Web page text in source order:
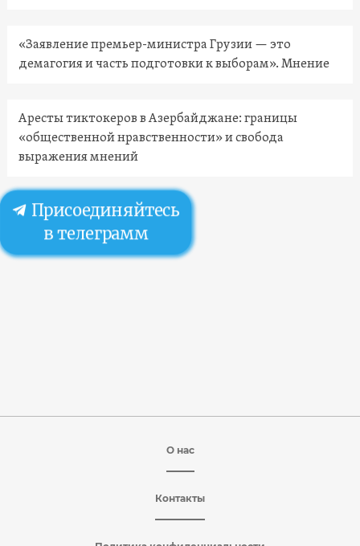
«Заявление премьер-министра Грузии — это
демагогия и часть подготовки к выборам». Мнение
Аресты тиктокеров в Азербайджане: границы
«общественной нравственности» и свобода
выражения мнений
Присоединяйтесь
в телеграмм
О нас
Контакты